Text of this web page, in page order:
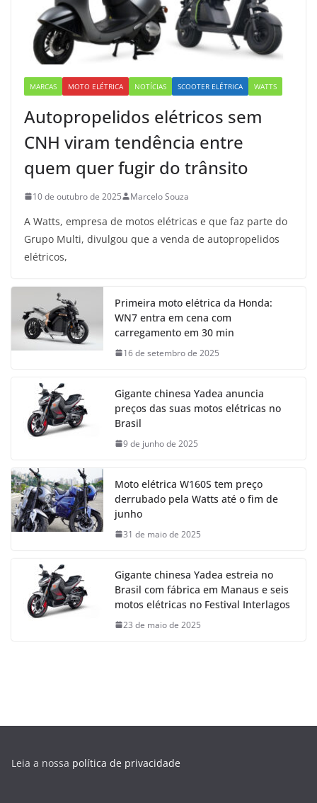
MARCAS MOTO ELÉTRICA NOTÍCIAS SCOOTER ELÉTRICA WATTS
Autopropelidos elétricos sem
CNH viram tendência entre
quem quer fugir do trânsito
10 de outubro de 2025 Marcelo Souza
A Watts, empresa de motos elétricas e que faz parte do
Grupo Multi, divulgou que a venda de autopropelidos
elétricos,
Primeira moto elétrica da Honda:
WN7 entra em cena com
carregamento em 30 min
16 de setembro de 2025
Gigante chinesa Yadea anuncia
preços das suas motos elétricas no
Brasil
9 de junho de 2025
Moto elétrica W160S tem preço
derrubado pela Watts até o fim de
junho
31 de maio de 2025
Gigante chinesa Yadea estreia no
Brasil com fábrica em Manaus e seis
motos elétricas no Festival Interlagos
23 de maio de 2025
Leia a nossa política de privacidade